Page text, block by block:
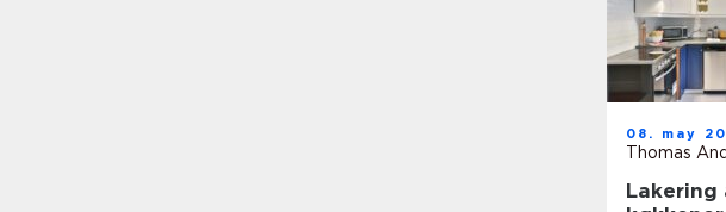
08. may
Thomas
Lakering